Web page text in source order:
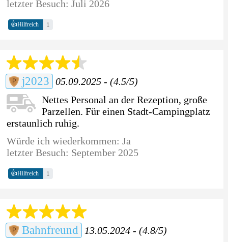
letzter Besuch: Juli 2026
👍Hilfreich 1
j2023 05.09.2025 - (4.5/5)
Nettes Personal an der Rezeption, große
Parzellen. Für einen Stadt-Campingplatz
erstaunlich ruhig.
Würde ich wiederkommen: Ja
letzter Besuch: September 2025
👍Hilfreich 1
Bahnfreund
13.05.2024 - (4.8/5)